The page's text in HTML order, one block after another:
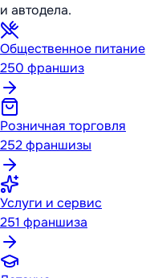
и автодела.
Общественное питание
250 франшиз
Розничная торговля
252франшизы
Услуги и сервис
251 франшиза